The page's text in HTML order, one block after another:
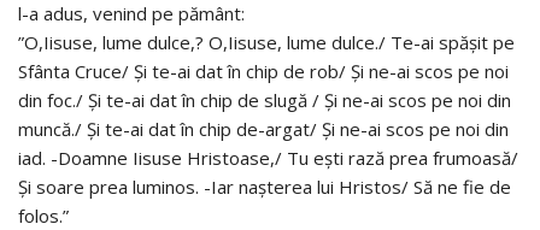
l-a adus, venind pe pământ:
”O,Iisuse, lume dulce,? O,Iisuse, lume dulce./ Te-ai spăşit pe
Sfânta Cruce/ Şi te-ai dat în chip de rob/ Şi ne-ai scos pe noi
din foc./ Şi te-ai dat în chip de slugă / Şi ne-ai scos pe noi din
muncă./ Şi te-ai dat în chip de-argat/ Şi ne-ai scos pe noi din
iad. -Doamne Iisuse Hristoase,/ Tu eşti rază prea frumoasă/
Şi soare prea luminos. -Iar naşterea lui Hristos/ Să ne fie de
folos.”